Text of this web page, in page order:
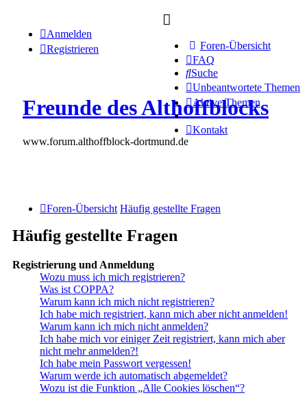
Foren-Übersicht
FAQ
Suche
Unbeantwortete Themen
Aktive Themen
Kontakt
Anmelden
Registrieren
Freunde des Althoffblocks
www.forum.althoffblock-dortmund.de
Foren-Übersicht Häufig gestellte Fragen
Häufig gestellte Fragen
Registrierung und Anmeldung
Wozu muss ich mich registrieren?
Was ist COPPA?
Warum kann ich mich nicht registrieren?
Ich habe mich registriert, kann mich aber nicht anmelden!
Warum kann ich mich nicht anmelden?
Ich habe mich vor einiger Zeit registriert, kann mich aber
nicht mehr anmelden?!
Ich habe mein Passwort vergessen!
Warum werde ich automatisch abgemeldet?
Wozu ist die Funktion „Alle Cookies löschen“?